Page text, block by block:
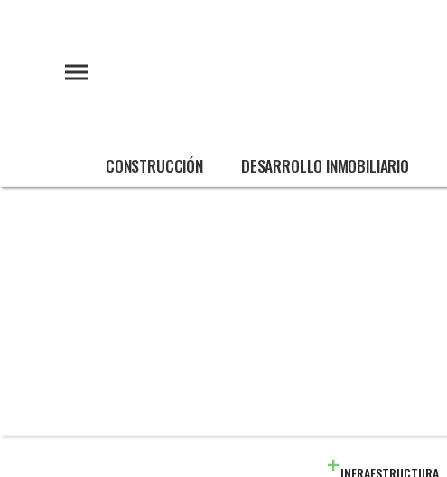
CONSTRUCCIÓN DESARROLLO INMOBILIARIO